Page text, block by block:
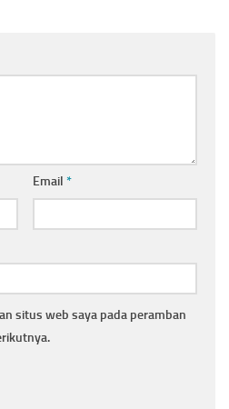
Email *
situs web saya pada peramban